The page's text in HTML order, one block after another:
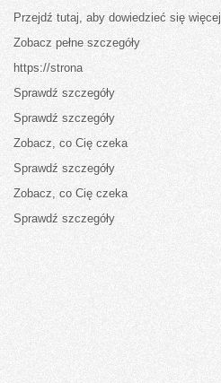
Przejdź tutaj, aby dowiedzieć się więcej
Zobacz pełne szczegóły
https://strona
Sprawdź szczegóły
Sprawdź szczegóły
Zobacz, co Cię czeka
Sprawdź szczegóły
Zobacz, co Cię czeka
Sprawdź szczegóły